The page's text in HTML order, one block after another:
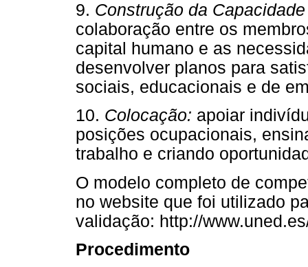
9. Construção da
colaboração entre os
capital humano e as
desenvolver planos para
sociais, educacionais e de
10. Colocação: apoiar
posições ocupacionais,
trabalho e criando
O modelo completo de
no website que foi utilizado
validação: http://
Procedimento